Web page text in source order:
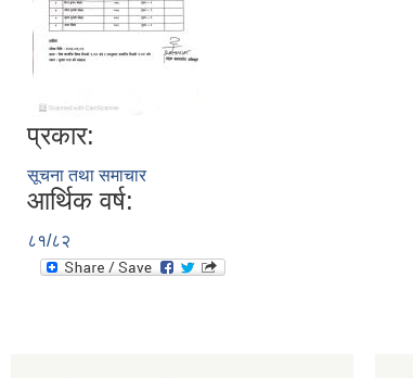
प्रकार:
सूचना तथा समाचार
आर्थिक वर्ष:
८१/८२